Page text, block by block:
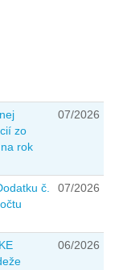
zo
rok
07/2026
č.
07/2026
06/2026